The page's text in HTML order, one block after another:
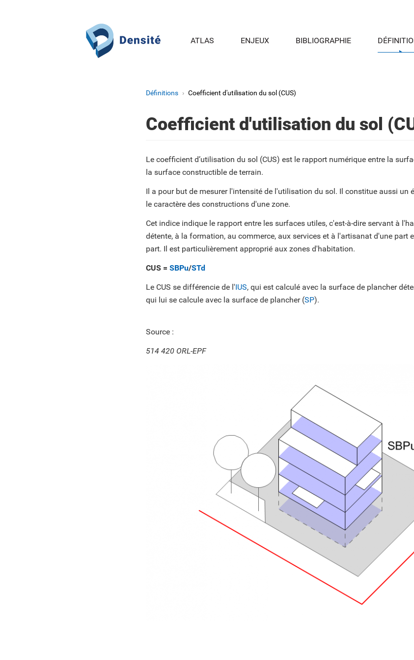
ATLAS ENJEUX BIBLIOGRAPHIE
Définitions Coefficient d'utilisation du sol (CUS)
Coefficient d'utilisation du sol
Le coefficient d’utilisation du sol (CUS) est le rapport numérique entre la
la surface constructible de terrain.
Il a pour but de mesurer l'intensité de l'utilisation du sol. Il constitue aussi un
le caractère des constructions d'une zone.
Cet indice indique le rapport entre les surfaces utiles, c'est-à-dire servant à
détente, à la formation, au commerce, aux services et à l'artisanat d'une part
part. Il est particulièrement approprié aux zones d'habitation.
CUS = SBPu/STd
Le CUS se différencie de l'IUS, qui est calculé avec la surface de plancher
qui lui se calcule avec la surface de plancher (SP).
Source :
514 420 ORL-EPF